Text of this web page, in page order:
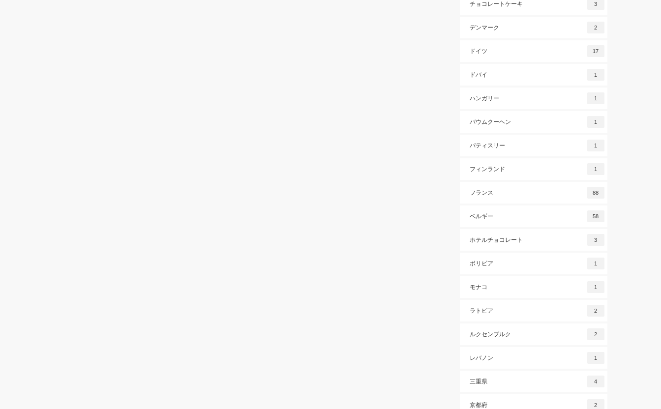
チョコレートケーキ 3
デンマーク 2
ドイツ 17
ドバイ 1
ハンガリー 1
バウムクーヘン 1
パティスリー 1
フィンランド 1
フランス 88
ベルギー 58
ホテルチョコレート 3
ボリビア 1
モナコ 1
ラトビア 2
ルクセンブルク 2
レバノン 1
三重県 4
京都府 2